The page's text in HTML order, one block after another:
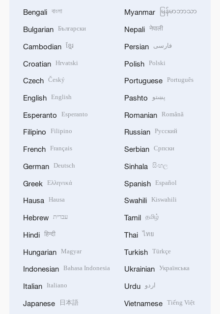
Bengali বাংলা
Bulgarian Български
Cambodian ខ្មែរ
Croatian Hrvatski
Czech Český
English English
Esperanto Esperanto
Filipino Filipino
French Français
German Deutsch
Greek Ελληνικά
Hausa Hausa
Hebrew עברית
Hindi हिन्दी
Hungarian Magyar
Indonesian Bahasa Indonesia
Italian Italiano
Japanese 日本語
Myanmar မြန်မာဘာသာ
Nepali नेपाली
Persian فارسی
Polish Polski
Portuguese Português
Pashto پښتو
Romanian Română
Russian Русский
Serbian Српски
Sinhala සිංහල
Spanish Español
Swahili Kiswahili
Tamil தமிழ்
Thai ไทย
Turkish Türkçe
Ukrainian Українська
Urdu اردو
Vietnamese Tiếng Việt